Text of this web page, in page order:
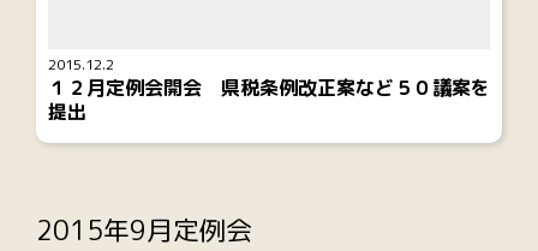
2015.12.2
１２月定例会開会 県税条例改正案など５０議案を
提出
2015年9月定例会